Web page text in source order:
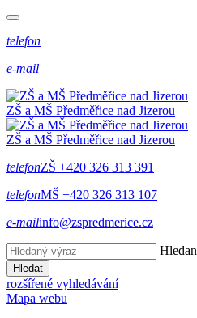
telefon
e-mail
ZŠ a MŠ Předměřice nad Jizerou
ZŠ a MŠ Předměřice nad Jizerou
telefonZŠ +420 326 313 391
telefonMŠ +420 326 313 107
e-mailinfo@zspredmerice.cz
Hledat
rozšířené vyhledávání
Mapa webu